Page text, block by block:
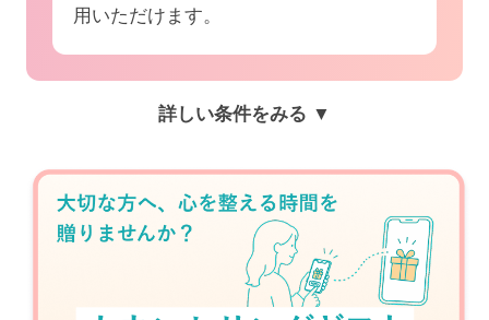
用いただけます。
詳しい条件をみる ▼